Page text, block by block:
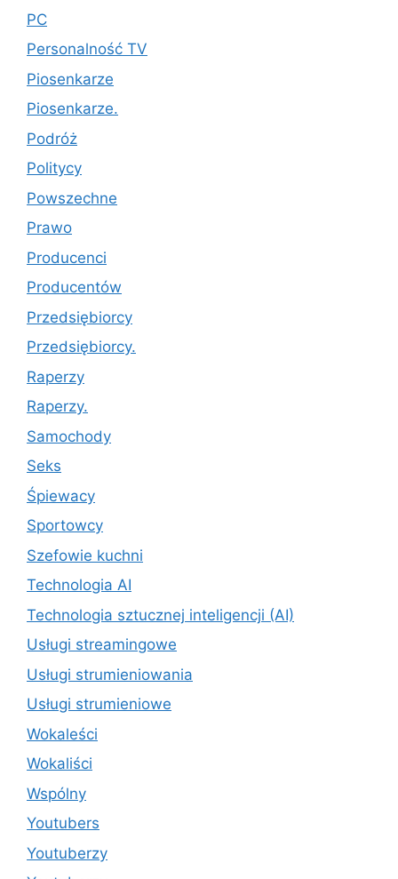
PC
Personalność TV
Piosenkarze
Piosenkarze.
Podróż
Politycy
Powszechne
Prawo
Producenci
Producentów
Przedsiębiorcy
Przedsiębiorcy.
Raperzy
Raperzy.
Samochody
Seks
Śpiewacy
Sportowcy
Szefowie kuchni
Technologia AI
Technologia sztucznej inteligencji (AI)
Usługi streamingowe
Usługi strumieniowania
Usługi strumieniowe
Wokaleści
Wokaliści
Wspólny
Youtubers
Youtuberzy